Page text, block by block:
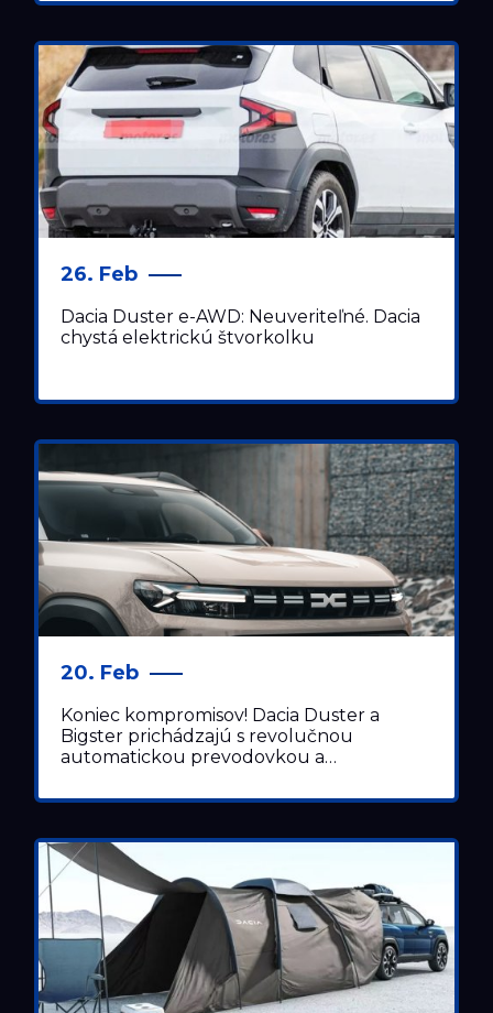
26. Feb
Dacia Duster e-AWD: Neuveriteľné. Dacia
chystá elektrickú štvorkolku
20. Feb
Koniec kompromisov! Dacia Duster a
Bigster prichádzajú s revolučnou
automatickou prevodovkou a…